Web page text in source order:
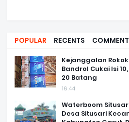
POPULAR RECENTS
Kejanggalan
Bandrol Cukai Isi
20 Batang
16.44
Waterboom
Desa Situsari